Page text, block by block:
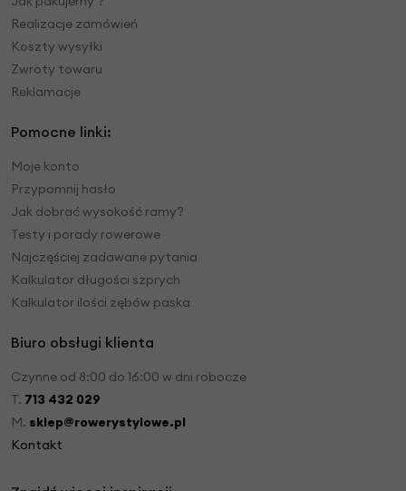
Realizacje zamówień
Koszty wysyłki
Zwroty towaru
Reklamacje
Pomocne linki:
Moje konto
Przypomnij hasło
Jak dobrać wysokość ramy?
Testy i porady rowerowe
Najczęściej zadawane pytania
Kalkulator długości szprych
Kalkulator ilości zębów paska
Biuro obsługi klienta
Czynne od 8:00 do 16:00 w dni robocze
T. 713 432 029
M. sklep@rowerystylowe.pl
Kontakt